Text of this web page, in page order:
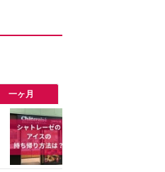
一ヶ月